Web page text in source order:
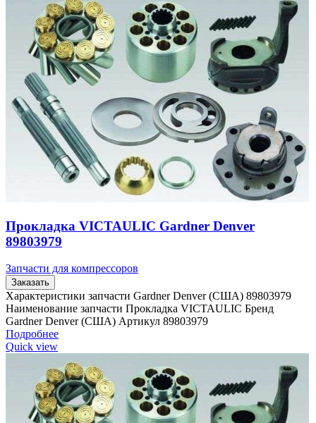
Прокладка VICTAULIC Gardner Denver
89803979
Запчасти для компрессоров
Заказать
Характеристики запчасти Gardner Denver (США) 89803979
Наименование запчасти Прокладка VICTAULIC Бренд
Gardner Denver (США) Артикул 89803979
Подробнее
Quick view